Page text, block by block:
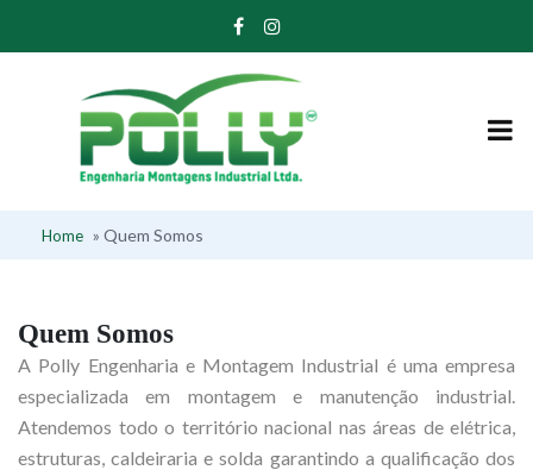
Home » Quem Somos
Quem Somos
A Polly Engenharia e Montagem Industrial é uma empresa
especializada em montagem e manutenção industrial.
Atendemos todo o território nacional nas áreas de elétrica,
estruturas, caldeiraria e solda garantindo a qualificação dos